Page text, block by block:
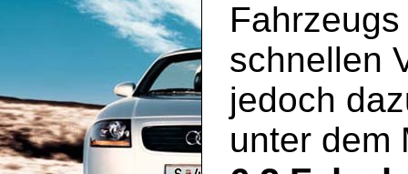
schnellen
jedoch
unter dem